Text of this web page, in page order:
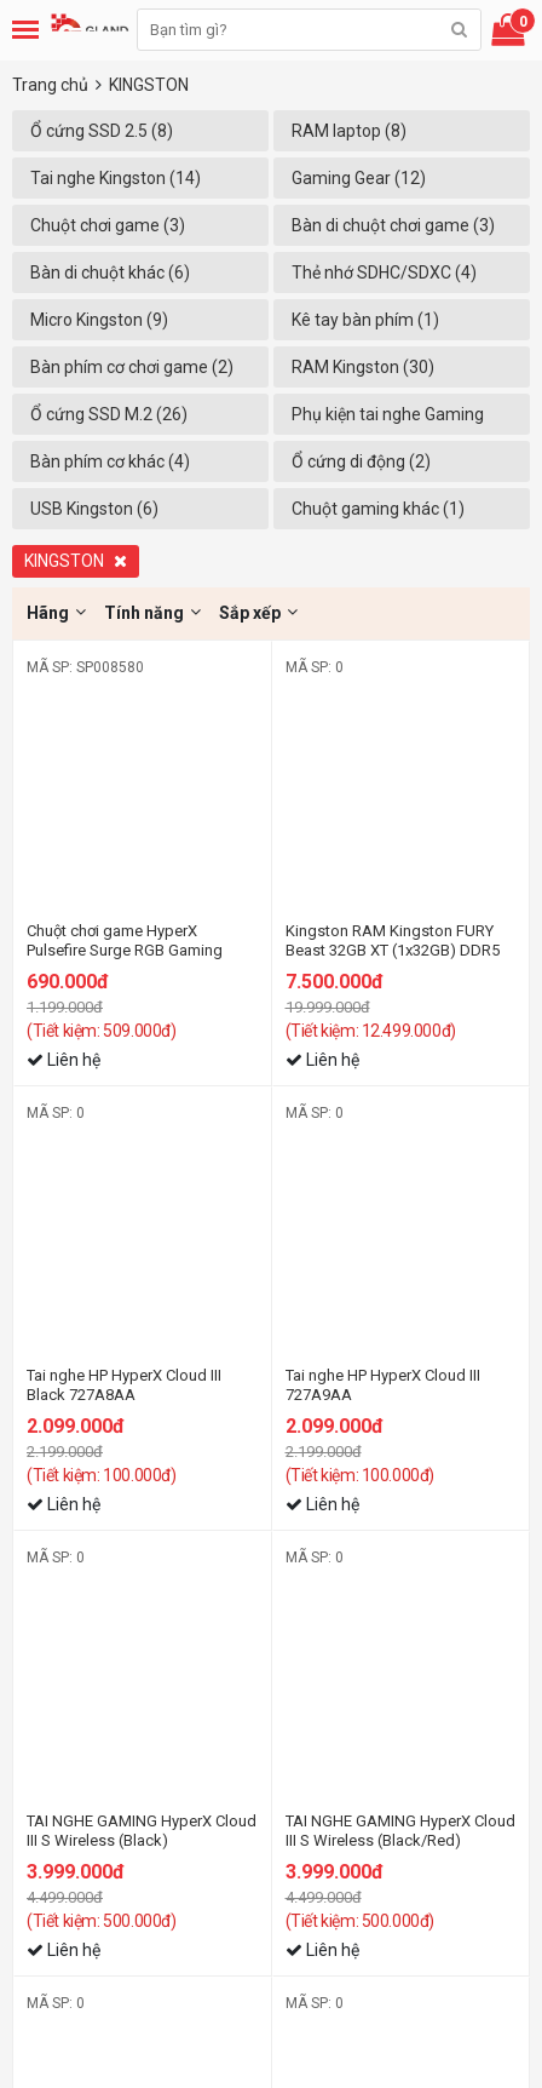
0
Trang chủ KINGSTON
Ổ cứng SSD 2.5 (8) RAM laptop (8)
Tai nghe Kingston (14) Gaming Gear (12)
Chuột chơi game (3) Bàn di chuột chơi game (3)
Bàn di chuột khác (6) Thẻ nhớ SDHC/SDXC (4)
Micro Kingston (9) Kê tay bàn phím (1)
Bàn phím cơ chơi game (2) RAM Kingston (30)
Ổ cứng SSD M.2 (26) Phụ kiện tai nghe Gaming
(16)
Bàn phím cơ khác (4) Ổ cứng di động (2)
USB Kingston (6) Chuột gaming khác (1)
KINGSTON
Hãng Tính năng Sắp xếp
MÃ SP: SP008580
Chuột chơi game HyperX
Pulsefire Surge RGB Gaming
690.000đ
1.199.000đ
(Tiết kiệm: 509.000đ)
Liên hệ
MÃ SP: 0
Kingston RAM Kingston FURY
Beast 32GB XT (1x32GB) DDR5
7.500.000đ
19.999.000đ
(Tiết kiệm: 12.499.000đ)
Liên hệ
MÃ SP: 0
Tai nghe HP HyperX Cloud III
Black 727A8AA
2.099.000đ
2.199.000đ
(Tiết kiệm: 100.000đ)
Liên hệ
MÃ SP: 0
Tai nghe HP HyperX Cloud III
727A9AA
2.099.000đ
2.199.000đ
(Tiết kiệm: 100.000đ)
Liên hệ
MÃ SP: 0
TAI NGHE GAMING HyperX Cloud
III S Wireless (Black)
3.999.000đ
4.499.000đ
(Tiết kiệm: 500.000đ)
Liên hệ
MÃ SP: 0
TAI NGHE GAMING HyperX Cloud
III S Wireless (Black/Red)
3.999.000đ
4.499.000đ
(Tiết kiệm: 500.000đ)
Liên hệ
MÃ SP: 0 MÃ SP: 0